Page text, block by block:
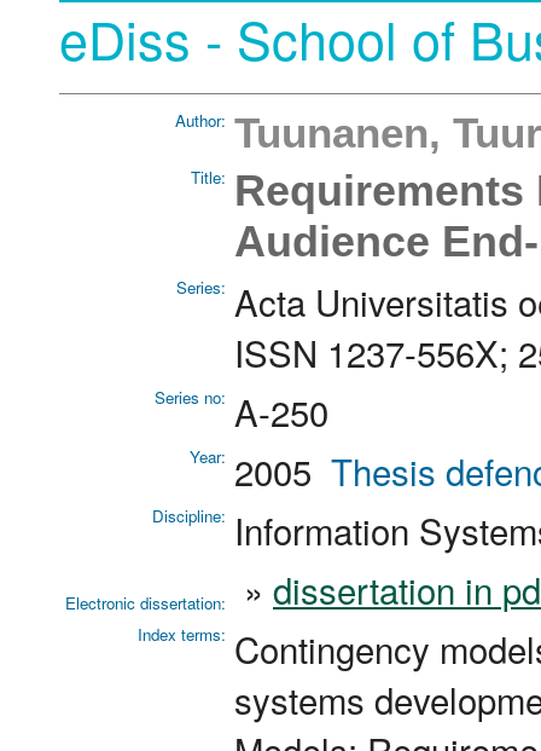
eDiss - School of
Author: Tuunanen,
Title:
Audience
Series: Acta Universitatis
ISSN 1237-556X;
Series no: A-250
Year: 2005 Thesis
Discipline: Information
Electronic dissertation: » dissertation in
Index terms: Contingency
systems